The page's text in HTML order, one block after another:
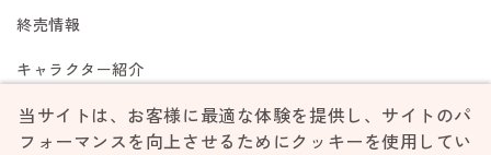
終売情報
キャラクター紹介
当サイトは、お客様に最適な体験を提供し、サイトのパ
フォーマンスを向上させるためにクッキーを使用してい